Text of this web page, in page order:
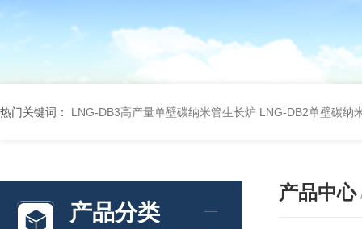
热门关键词： LNG-DB3高产量单壁碳纳米管生长炉 LNG-DB2单壁碳纳
产品分类
产品中心